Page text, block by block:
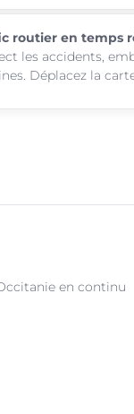
routier en temps
les accidents,
Déplacez la
en continu